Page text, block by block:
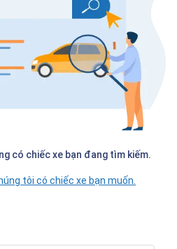
có chiếc xe bạn đang tìm kiếm.
tôi có chiếc xe bạn muốn.